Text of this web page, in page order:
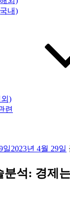
내)
외)
련
일2023년 4월 29일
분석: 경제